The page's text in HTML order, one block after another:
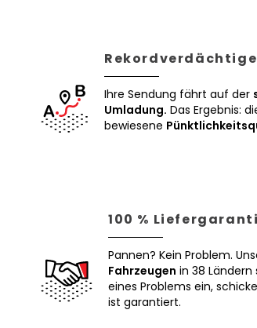
Ihre Sendung fährt auf der
Umladung. Das Ergebnis:
bewiesene
100 %
Pannen? Kein Problem.
Fahrzeugen in 38
eines Problems ein,
ist garantiert.